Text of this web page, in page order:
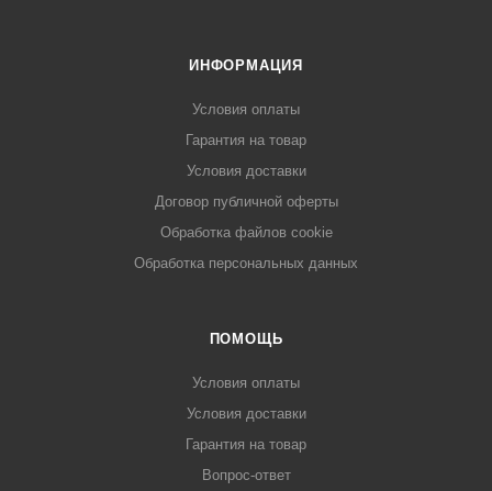
ИНФОРМАЦИЯ
Условия оплаты
Гарантия на товар
Условия доставки
Договор публичной оферты
Обработка файлов cookie
Обработка персональных данных
ПОМОЩЬ
Условия оплаты
Условия доставки
Гарантия на товар
Вопрос-ответ